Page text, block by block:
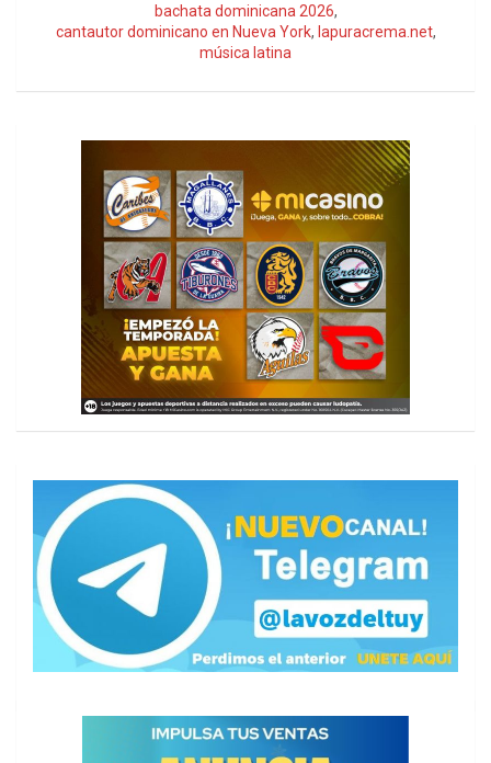
bachata dominicana 2026,
cantautor dominicano en Nueva York, lapuracrema.net,
música latina